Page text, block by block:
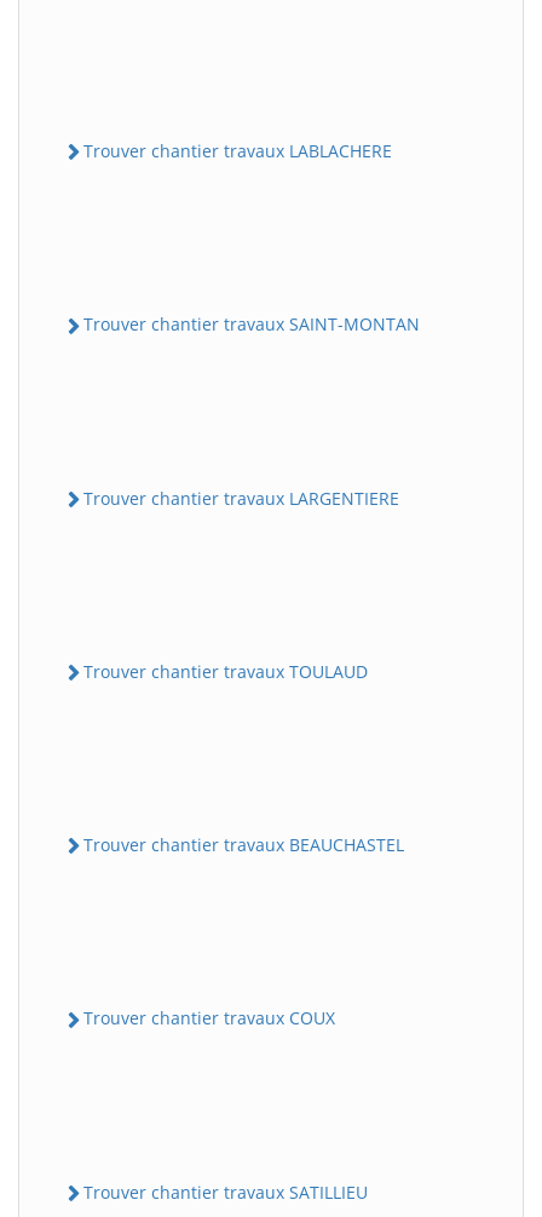
Trouver chantier travaux LABLACHERE
Trouver chantier travaux SAINT-MONTAN
Trouver chantier travaux LARGENTIERE
Trouver chantier travaux TOULAUD
Trouver chantier travaux BEAUCHASTEL
Trouver chantier travaux COUX
Trouver chantier travaux SATILLIEU